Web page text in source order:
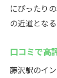
初
長
駅
仕事帰
にぴったり
の近道となる
口コミで高
藤沢駅のイ